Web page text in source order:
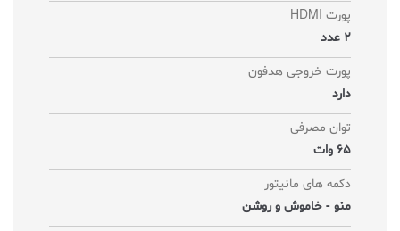
پورت HDMI
2 عدد
پورت خروجی هدفون
دارد
توان مصرفی
65 وات
دکمه های مانیتور
منو - خاموش و روشن